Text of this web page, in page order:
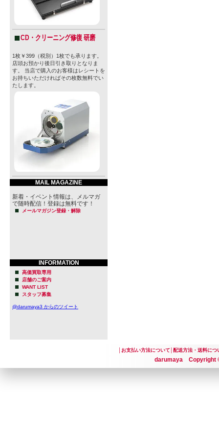
CD・クリーニング修復 研磨
1枚￥399（税別）1枚でも承ります。
店頭お預かり後日引き取りとなりま
す。 当店で購入のお客様はレシートを
お持ちいただければその枚数無料でい
たします。
MAIL MAGAZINE
新着・イベント情報は、メルマガ
で随時配信！登録は無料です！
メールマガジン登録・解除
INFORMATION
高価買取専用
店舗のご案内
WANT LIST
スタッフ募集
@darumaya3 からのツイート
お支払い方法について│ 配送方法・送料につ
darumaya Copyright